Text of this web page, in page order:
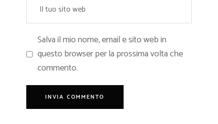
Salva il mio nome, email e sito web in
questo browser per la prossima volta che
commento.